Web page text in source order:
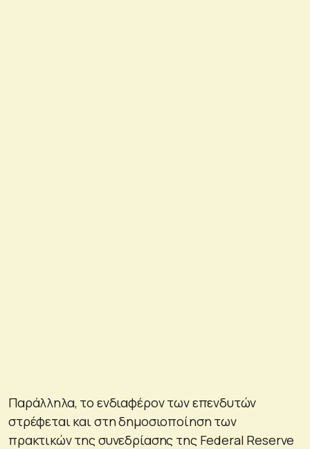
Παράλληλα, το ενδιαφέρον των επενδυτών
στρέφεται και στη δημοσιοποίηση των
πρακτικών της συνεδρίασης της Federal Reserve